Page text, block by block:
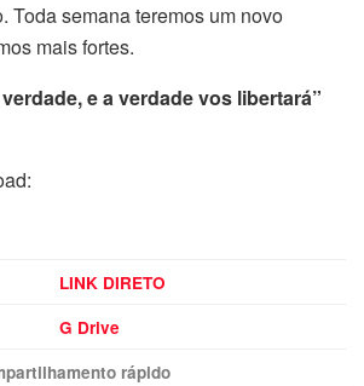
Toda semana teremos um novo
mais fortes.
e a verdade vos libertará”
LINK DIRETO
G Drive
rápido